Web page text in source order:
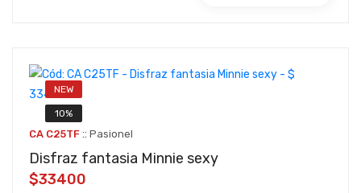
NEW
10%
CA C25TF :: Pasionel
Disfraz fantasia Minnie sexy
$33400